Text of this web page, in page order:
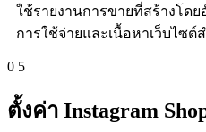
ใช้รายงานการขายที่สร้างโด
การใช้จ่ายและเนื้อหาเว็บไซต์
0 5
ตั้งค่า Instagram